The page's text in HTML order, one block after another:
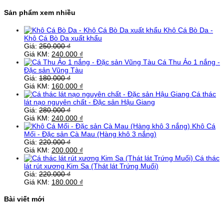
Sản phẩm xem nhiều
Khô Cá Bò Da -
Khô Cá Bò Da xuất khẩu
Giá: 250.000₫
Giá KM: 240.000 ₫
Cá Thu Ảo 1 nắng -
Đặc sản Vũng Tàu
Giá: 180.000₫
Giá KM: 160.000 ₫
Cá thác
lát nạo nguyên chất - Đặc sản Hậu Giang
Giá: 280.000₫
Giá KM: 240.000 ₫
Khô Cá
Mối - Đặc sản Cà Mau (Hàng khô 3 nắng)
Giá: 220.000₫
Giá KM: 200.000 ₫
Cá thác
lát rút xương Kim Sa (Thát lát Trứng Muối)
Giá: 220.000₫
Giá KM: 180.000 ₫
Bài viết mới